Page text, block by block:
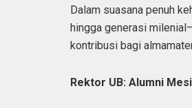
Dalam suasana penuh
hingga generasi
kontribusi bagi
Rektor UB: Alumni